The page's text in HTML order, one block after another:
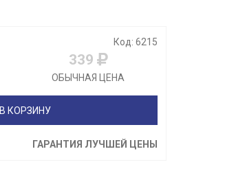
Код: 6215
339
ОБЫЧНАЯ ЦЕНА
В КОРЗИНУ
ГАРАНТИЯ ЛУЧШЕЙ ЦЕНЫ